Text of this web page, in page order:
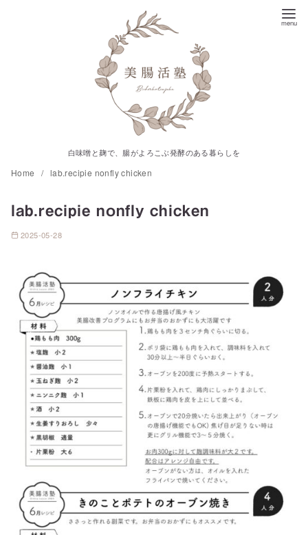
白味噌と麹で、腸がよろこぶ発酵のある暮らしを
Home lab.recipie nonfly chicken
lab.recipie nonfly chicken
2025-05-28